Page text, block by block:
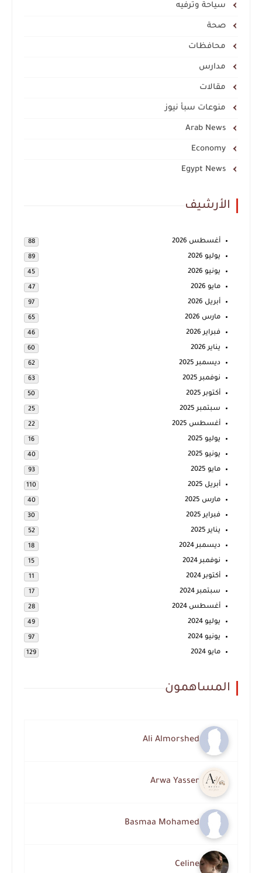
سياحة وترفيه
صحة
محافظات
مدارس
مقالات
منوعات سبأ نيوز
Arab News
Economy
Egypt News
الأرشيف
أغسطس 2026 88
يوليو 2026 89
يونيو 2026 45
مايو 2026 47
أبريل 2026 97
مارس 2026 65
فبراير 2026 46
يناير 2026 60
ديسمبر 2025 62
نوفمبر 2025 63
أكتوبر 2025 50
سبتمبر 2025 25
أغسطس 2025 22
يوليو 2025 16
يونيو 2025 40
مايو 2025 93
أبريل 2025 110
مارس 2025 40
فبراير 2025 30
يناير 2025 52
ديسمبر 2024 18
نوفمبر 2024 15
أكتوبر 2024 11
سبتمبر 2024 17
أغسطس 2024 28
يوليو 2024 49
يونيو 2024 97
مايو 2024 129
المساهمون
Ali Almorshed
Arwa Yasser
Basmaa Mohamed
Celine